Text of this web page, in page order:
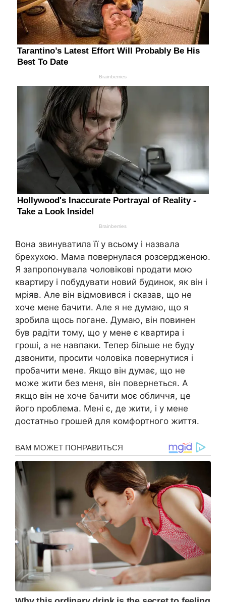
Вона звинуватила її у всьому і назвала
брехухою. Мама повернулася розсердженою.
Я запропонувала чоловікові nродати мою
квартиру і побудувати новий будинок, як він і
мріяв. Але він відмовився і сказав, що не
хоче мене бачити. Але я не думаю, що я
зробила щось погане. Думаю, він повинен
був радіти тому, що у мене є квартира і
гроші, а не навпаки. Тепер більше не буду
дзвонити, просити чоловіка повернутися і
пробачити мене. Якщо він думає, що не
може жити без меня, він повернеться. А
якщо він не хоче бачити моє обличчя, це
його nроблема. Мені є, де жити, і у мене
достатньо грошей для комфортного життя.